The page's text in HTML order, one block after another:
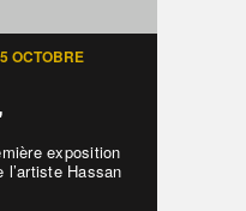
OCTOBRE
exposition
l’artiste Hassan